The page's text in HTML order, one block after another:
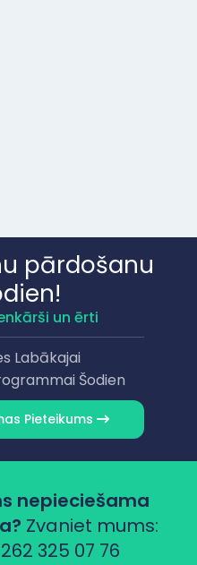
pārdošanu
un ērti
Labākajai
Šodien
Pieteikums
nepieciešama
Zvaniet mums:
325 07 76